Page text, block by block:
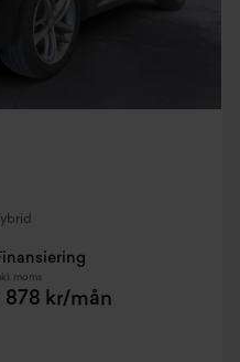
moms
878 kr/mån